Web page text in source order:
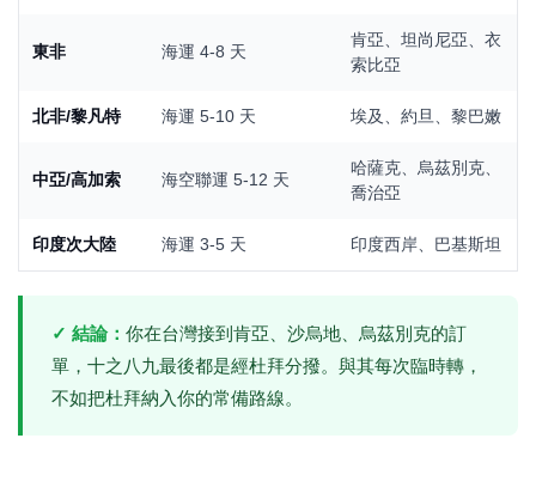
東非 海運 4-8 天
肯亞、坦尚尼亞、衣
索比亞
北非/黎凡特 海運 5-10 天 埃及、約旦、黎巴嫩
中亞/高加索 海空聯運 5-12 天
哈薩克、烏茲別克、
喬治亞
印度次大陸 海運 3-5 天 印度西岸、巴基斯坦
✓ 結論： 你在台灣接到肯亞、沙烏地、烏茲別克的訂
單，十之八九最後都是經杜拜分撥。與其每次臨時轉，
不如把杜拜納入你的常備路線。